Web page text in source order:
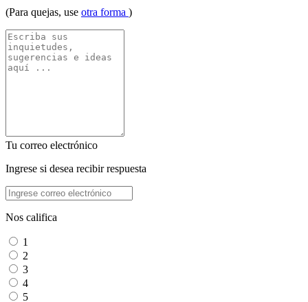
(Para quejas, use otra forma )
Tu correo electrónico
Ingrese si desea recibir respuesta
Nos califica
1
2
3
4
5